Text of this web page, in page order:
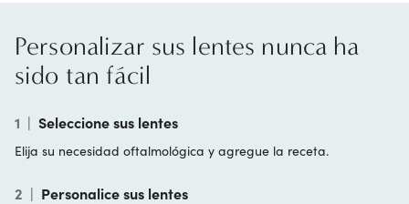
Personalizar sus lentes nunca ha
sido tan fácil
1 | Seleccione sus lentes
Elija su necesidad oftalmológica y agregue la receta.
2 | Personalice sus lentes